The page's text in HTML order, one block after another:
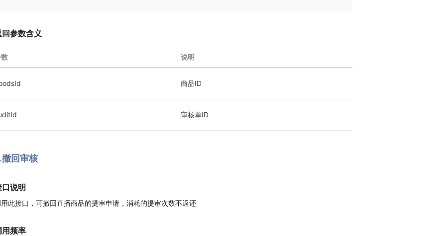
回参数含义
说明
商品ID
审核单ID
回审核
口说明
此接口，可撤回直播商品的提审申请，消耗的提审次数不返还
用频率